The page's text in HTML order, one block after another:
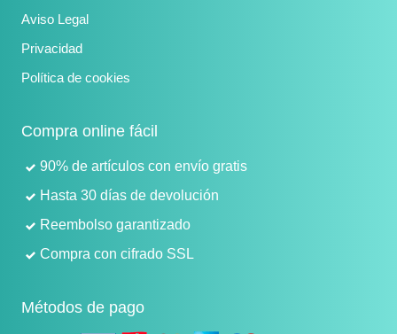
Aviso Legal
Privacidad
Política de cookies
Compra online fácil
90% de artículos con envío gratis
Hasta 30 días de devolución
Reembolso garantizado
Compra con cifrado SSL
Métodos de pago